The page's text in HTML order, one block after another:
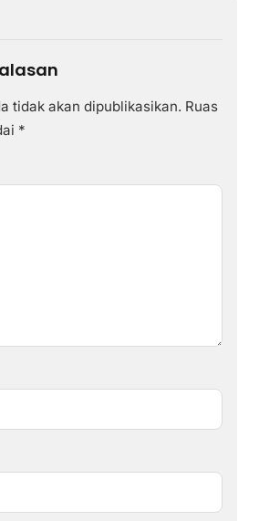
tidak akan dipublikasikan. Ruas
*